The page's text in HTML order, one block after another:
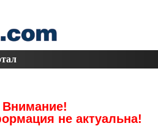
Внимание!
не актуальна!